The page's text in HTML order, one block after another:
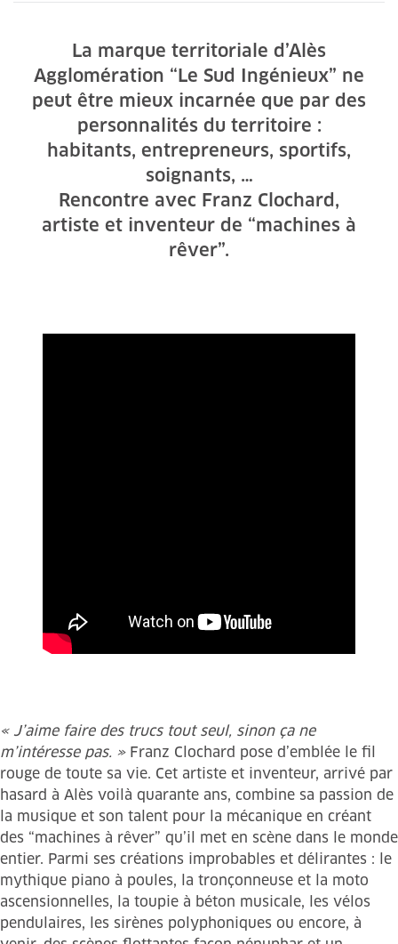
La marque territoriale d’Alès
Agglomération “Le Sud Ingénieux” ne
peut être mieux incarnée que par des
personnalités du territoire :
habitants, entrepreneurs, sportifs,
soignants, …
Rencontre avec Franz Clochard,
artiste et inventeur de “machines à
rêver”.
« J’aime faire des trucs tout seul, sinon ça ne
m’intéresse pas. »Franz Clochard pose d’emblée le fil
rouge de toute sa vie. Cet artiste et inventeur, arrivé par
hasard à Alès voilà quarante ans, combine sa passion de
la musique et son talent pour la mécanique en créant
des “machines à rêver” qu’il met en scène dans le monde
entier. Parmi ses créations improbables et délirantes : le
mythique piano à poules, la tronçonneuse et la moto
ascensionnelles, la toupie à béton musicale, les vélos
pendulaires, les sirènes polyphoniques ou encore, à